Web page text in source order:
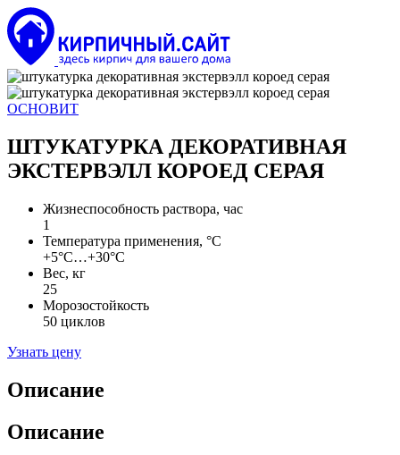
ОСНОВИТ
ШТУКАТУРКА ДЕКОРАТИВНАЯ
ЭКСТЕРВЭЛЛ КОРОЕД СЕРАЯ
Жизнеспособность раствора, час
1
Температура применения, °С
+5°С…+30°С
Вес, кг
25
Морозостойкость
50 циклов
Узнать цену
Описание
Описание